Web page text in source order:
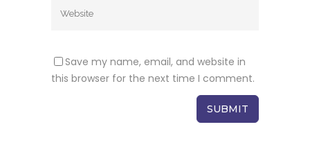
Save my name, email, and website in
this browser for the next time I comment.